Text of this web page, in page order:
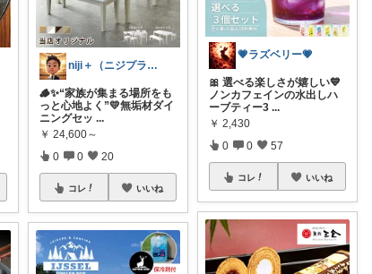
niji＋（ニジプラス）感謝しています
🪵✨“家族が集まる場所をも
っと心地よく”💛無垢材ダイ
ニングセッ ...
￥ 24,600～
0 0 20
コレ いいね
💗ラズベリー💗
🎀 選べる楽しさが嬉しい💙
ノンカフェインの水出しハ
ーブティー3 ...
￥ 2,430
0 0 57
コレ いいね